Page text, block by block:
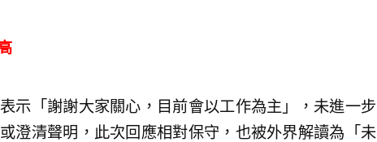
示「謝謝大家關心，目前會以工作為主」，未進一步
澄清聲明，此次回應相對保守，也被外界解讀為「未